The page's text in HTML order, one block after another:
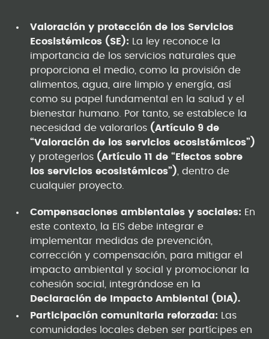
Valoración y protección de los Servicios
Ecosistémicos (SE): La ley reconoce la
importancia de los servicios naturales que
proporciona el medio, como la provisión de
alimentos, agua, aire limpio y energía, así
como su papel fundamental en la salud y el
bienestar humano. Por tanto, se establece la
necesidad de valorarlos (Artículo 9 de
“Valoración de los servicios ecosistémicos”)
y protegerlos (Artículo 11 de “Efectos sobre
los servicios ecosistémicos”) , dentro de
cualquier proyecto.
Compensaciones ambientales y sociales: En
este contexto, la EIS debe integrar e
implementar medidas de prevención,
corrección y compensación, para mitigar el
impacto ambiental y social y promocionar la
cohesión social, integrándose en la
Declaración de Impacto Ambiental (DIA).
Participación comunitaria reforzada: Las
comunidades locales deben ser partícipes en